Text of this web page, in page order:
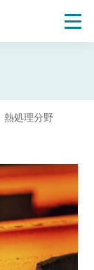
熱処理分野